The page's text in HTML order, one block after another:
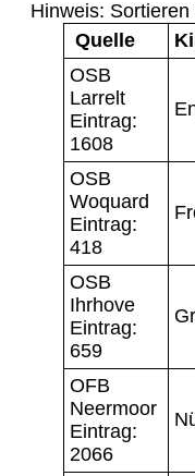
Hinweis:
Quelle
OSB
Larrelt
Eintrag:
1608
OSB
Woquard
Eintrag:
418
OSB
Ihrhove
Eintrag:
659
OFB
Neermoor
Eintrag:
2066